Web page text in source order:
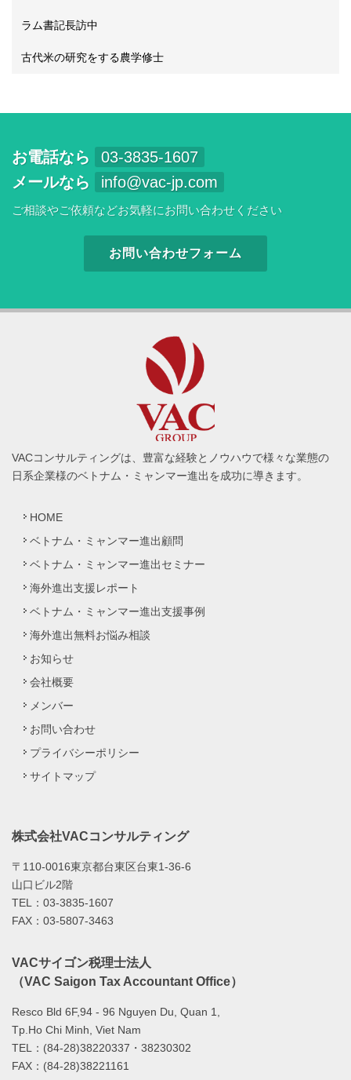
ラム書記長訪中
古代米の研究をする農学修士
お電話なら
03-3835-1607
メールなら
info@vac-jp.com
ご相談やご依頼などお気軽にお問い合わせください
お問い合わせフォーム
VACコンサルティングは、豊富な経験とノウハウで様々な業態の
日系企業様のベトナム・ミャンマー進出を成功に導きます。
HOME
ベトナム・ミャンマー進出顧問
ベトナム・ミャンマー進出セミナー
海外進出支援レポート
ベトナム・ミャンマー進出支援事例
海外進出無料お悩み相談
お知らせ
会社概要
メンバー
お問い合わせ
プライバシーポリシー
サイトマップ
株式会社VACコンサルティング
〒110-0016東京都台東区台東1-36-6
山口ビル2階
TEL：03-3835-1607
FAX：03-5807-3463
VACサイゴン税理士法人
（VAC Saigon Tax Accountant Office）
Resco Bld 6F,94 - 96 Nguyen Du, Quan 1,
Tp.Ho Chi Minh, Viet Nam
TEL：(84-28)38220337・38230302
FAX：(84-28)38221161